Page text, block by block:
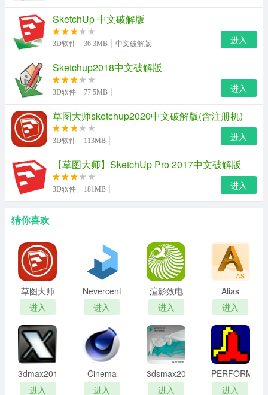
SketchUp 中文破解版
3D软件 36.3MB 中文破解版 进入
Sketchup2018中文破解版
3D软件 77.5MB 进入
草图大师sketchup2020中文破解版(含注册机)
3D软件 113MB 进入
【草图大师】SketchUp Pro 2017中文破解版
3D软件 181MB 进入
猜你喜欢
草图大师
sketchup2020
中文破解
版(含注册
机)
进入
Nevercenter
Silo(三维
建模软件)
进入
渲影效电
脑版
进入
Alias
AutoStudio
安装包
进入
3dmax2012
注册机
进入
Cinema
4D安装包
进入
3dsmax2018
中文版
进入
PERFORM
3D安装包
进入